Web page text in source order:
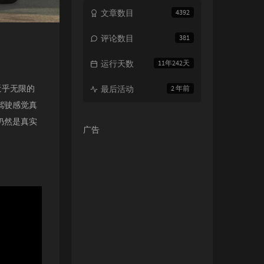
无限的
驶感觉真
然是真实
4392
文章数目
381
评论数目
11年242天
运行天数
2 年前
最后活动
广告